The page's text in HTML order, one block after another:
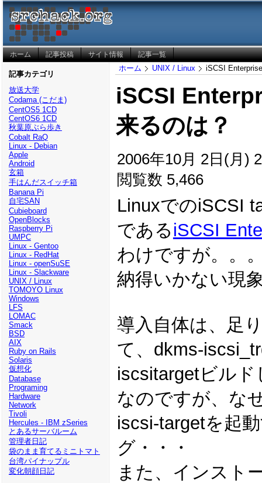
ホーム 記事投稿 サイト情報 記事一覧
記事カテゴリ
放送大学
Codama (こだま)
CentOS5 1CD
CentOS6 1CD
秋葉原ぶら歩き
Cobalt RaQ
Linux - Debian
Apple
Android
玄箱
手はんだスイッチ箱
Banana Pi
自宅SAN
Cubieboard
OpenBlocks
Raspberry Pi
UMPC
Linux - Gentoo
Linux - RedHat
Linux - openSuSE
Linux - Slackware
UNIX / Linux
TOMOYO Linux
Windows
LFS
LOMAC
Smack
BSD
AIX
Ruby on Rails
Solaris
仮想化
Database
Programing
Hardware
Network
Tivoli
Hercules - IBM zSeries
とあるサーバルーム
管理者日記
袋のまま育てるミニトマト
台湾パイナップル
変化朝顔日記
ホーム UNIX / Linux iSCSI
iSCSI
来るのは？
2006年10月 2日(月)
閲覧数 5,466
LinuxでのiSCSI
である iSCSI
わけですが。。
納得いかない現
導入自体は、足
て、dkms-
iscsitargetビル
なのですが、な
iscsi-targetを起
グ・・・
また、インスト